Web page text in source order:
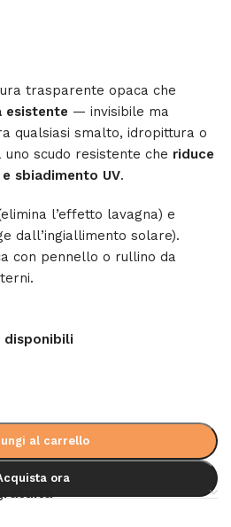
trasparente opaca che
esistente — invisibile ma
qualsiasi smalto, idropittura o
scudo resistente che riduce
sbiadimento UV.
l’effetto lavagna) e
dall’ingiallimento solare).
con pennello o rullino da
disponibili
al carrello
ora